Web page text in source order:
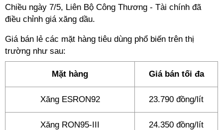
Chiều ngày 7/5, Liên Bộ Công Thương - Tài chính đã
điều chỉnh giá xăng dầu.
Giá bán lẻ các mặt hàng tiêu dùng phổ biến trên thị
trường như sau:
Mặt hàng Giá bán tối đa
Xăng ESRON92 23.790 đồng/lít
Xăng RON95-III 24.350 đồng/lít